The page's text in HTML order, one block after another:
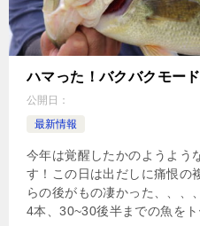
ハマった！バクバクモード
公開日：
最新情報
今年は覚醒したかのようよう
す！この日は出だしに痛恨の
らの後がもの凄かった、、
4本、30~30後半までの魚を